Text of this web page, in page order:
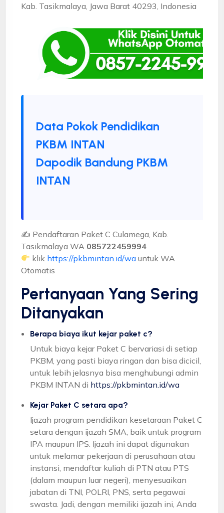
Kab. Tasikmalaya, Jawa Barat 40293, Indonesia
Data Pokok Pendidikan
PKBM INTAN
Dapodik Bandung PKBM
INTAN
✍ Pendaftaran Paket C Culamega, Kab.
Tasikmalaya WA 085722459994
klik https://pkbmintan.id/wa untuk WA
Otomatis
Pertanyaan Yang Sering
Ditanyakan
Berapa biaya ikut kejar paket c?
Untuk biaya kejar Paket C bervariasi di setiap
PKBM, yang pasti biaya ringan dan bisa dicicil,
untuk lebih jelasnya bisa menghubungi admin
PKBM INTAN di https://pkbmintan.id/wa
Kejar Paket C setara apa?
Ijazah program pendidikan kesetaraan Paket C
setara dengan ijazah SMA, baik untuk program
IPA maupun IPS. Ijazah ini dapat digunakan
untuk melamar pekerjaan di perusahaan atau
instansi, mendaftar kuliah di PTN atau PTS
(dalam maupun luar negeri), menyesuaikan
jabatan di TNI, POLRI, PNS, serta pegawai
swasta. Jadi, dengan memiliki ijazah ini, Anda